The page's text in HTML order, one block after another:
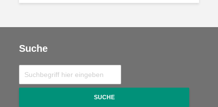
Suche
SUCHE